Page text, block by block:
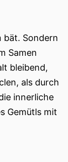
bät. Sondern
Samen
bleibend,
als durch
innerliche
Gemütls mit